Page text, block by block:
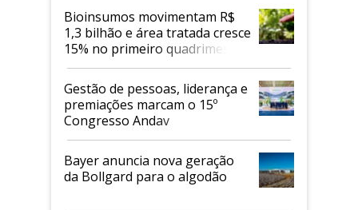
Bioinsumos movimentam R$
1,3 bilhão e área tratada cresce
15% no primeiro quadrimestre
de 2026
Gestão de pessoas, liderança e
premiações marcam o 15º
Congresso Andav
Bayer anuncia nova geração
da Bollgard para o algodão